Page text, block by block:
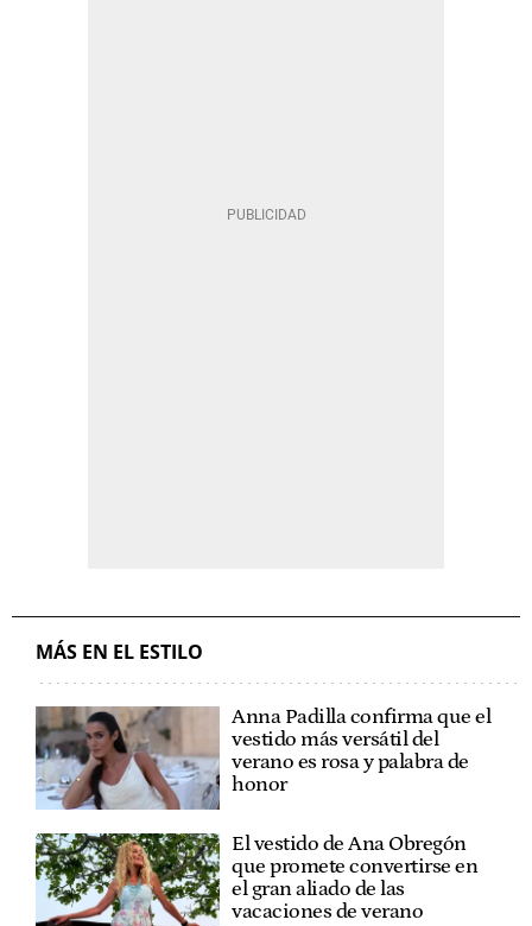
MÁS EN EL ESTILO
Anna Padilla confirma que el
vestido más versátil del
verano es rosa y palabra de
honor
El vestido de Ana Obregón
que promete convertirse en
el gran aliado de las
vacaciones de verano